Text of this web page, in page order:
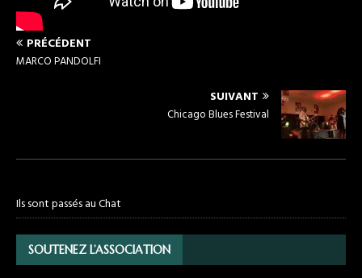
PRÉCÉDENT
MARCO PANDOLFI
SUIVANT
Chicago Blues Festival
Ils sont passés au Chat
SOUTENEZ L’ASSOCIATION